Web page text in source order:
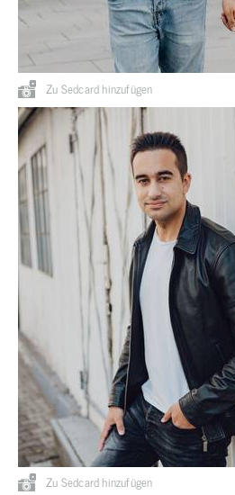
Zu Sedcard hinzufügen
Zu Sedcard hinzufügen